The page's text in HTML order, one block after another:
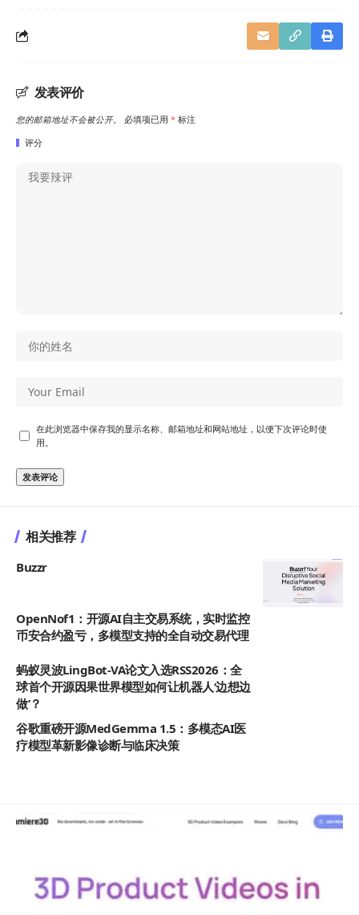
发表评价
您的邮箱地址不会被公开。 必填项已用 * 标注
评分
在此浏览器中保存我的显示名称、邮箱地址和网站地址，以便下次评论时使
用。
相关推荐
Buzzr
OpenNof1：开源AI自主交易系统，实时监控
币安合约盈亏，多模型支持的全自动交易代理
蚂蚁灵波LingBot-VA论文入选RSS2026：全
球首个开源因果世界模型如何让机器人‘边想边
做’？
谷歌重磅开源MedGemma 1.5：多模态AI医
疗模型革新影像诊断与临床决策